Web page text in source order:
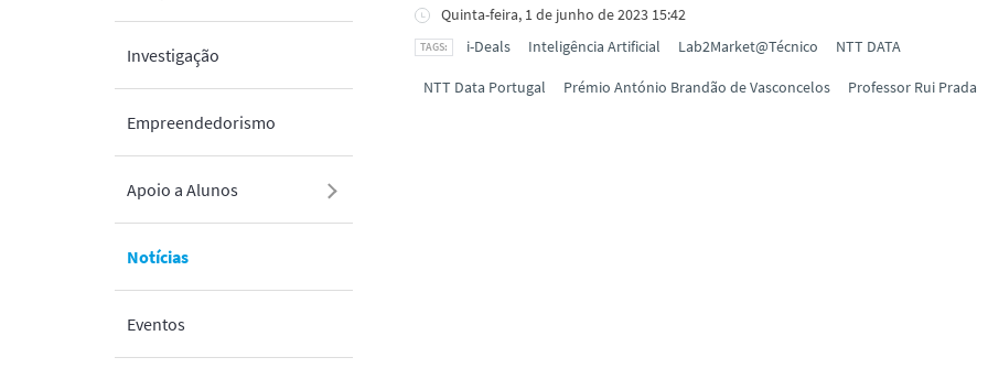
Investigação
Empreendedorismo
Apoio a Alunos
Notícias
Eventos
Quinta-feira, 1 de junho de 2023 15:42
i-Deals
Inteligência Artificial Lab2Market@Técnico NTT DATA
NTT Data Portugal Prémio António Brandão de Vasconcelos Professor Rui Prada